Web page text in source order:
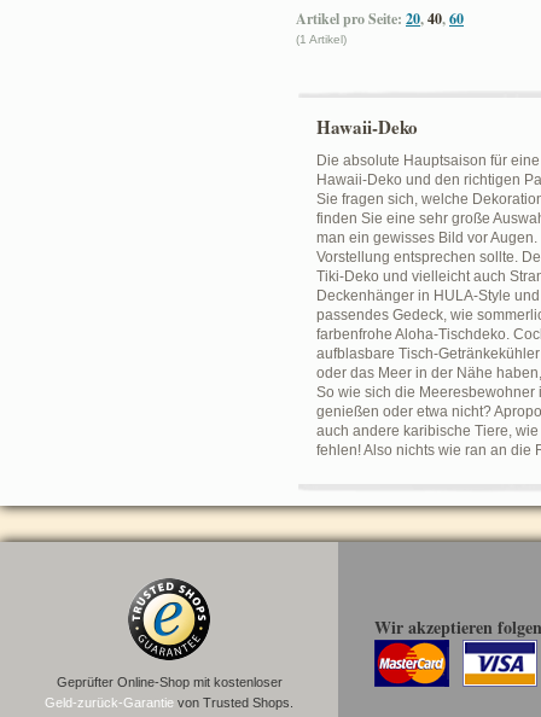
Artikel pro Seite: 20,40,60
(1 Artikel)
Hawaii-Deko
Die absolute Hauptsaison für
Hawaii-Deko und den richtigen
Sie fragen sich, welche
finden Sie eine sehr große
man ein gewisses Bild vor
Vorstellung entsprechen sollte.
Tiki-Deko und vielleicht auch
Deckenhänger in HULA-Style
passendes Gedeck, wie
farbenfrohe Aloha-Tischdeko.
aufblasbare Tisch-
oder das Meer in der Nähe
So wie sich die Meeresbewohner
genießen oder etwa nicht?
auch andere karibische Tiere,
fehlen! Also nichts wie ran an die
Geprüfter Online-Shop mit kostenloser
Geld-zurück-Garantie von Trusted Shops.
Wir akzeptieren